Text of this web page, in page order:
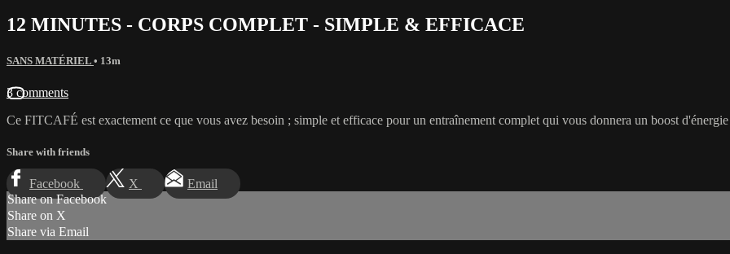
12 MINUTES - CORPS COMPLET - SIMPLE & EFFICACE
SANS MATÉRIEL • 13m
3 comments
Ce FITCAFÉ est exactement ce que vous avez besoin ; simple et efficace pour un entraînement complet qui vous donnera un boost
Share with friends
Facebook X
Email
Share on Facebook
Share on X
Share via Email